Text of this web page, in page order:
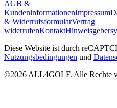
AGB &
KundeninformationenImpressum
& WiderrufsformularVertrag
widerrufenKontakt
Diese Website ist durch
Nutzungsbedingungen und
©2026 ALL4GOLF. Alle Rechte